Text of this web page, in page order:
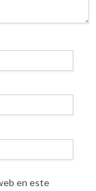
en este